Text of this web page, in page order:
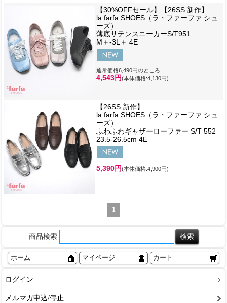
【30%OFFセール】【26SS 新作】
la farfa SHOES（ラ・ファーファ シュ
ーズ）
薄底サテンスニーカーS/T951
M＋-3L＋ 4E
通常価格6,490円のところ
4,543円(本体価格:4,130円)
【26SS 新作】
la farfa SHOES（ラ・ファーファ シュ
ーズ）
ふわふわギャザーローファー S/T 552
23.5-26.5cm 4E
5,390円(本体価格:4,900円)
1
商品検索
ホーム マイページ カート
ログイン
メルマガ申込/停止